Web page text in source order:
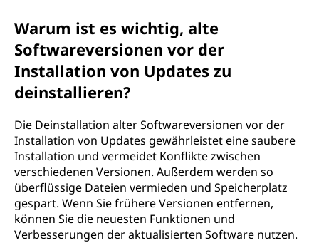
Warum ist es wichtig, alte
Softwareversionen vor der
Installation von Updates zu
deinstallieren?
Die Deinstallation alter Softwareversionen vor der
Installation von Updates gewährleistet eine saubere
Installation und vermeidet Konflikte zwischen
verschiedenen Versionen. Außerdem werden so
überflüssige Dateien vermieden und Speicherplatz
gespart. Wenn Sie frühere Versionen entfernen,
können Sie die neuesten Funktionen und
Verbesserungen der aktualisierten Software nutzen.